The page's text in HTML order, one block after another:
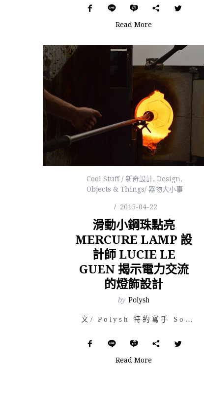
Read More
Cool Stuff / 新奇設計, Design,
Objects & Things/ 器物大小事
2015-04-22
滑動小鋼珠點亮
MERCURE LAMP 設
計師 LUCIE LE
GUEN 揭示電力交流
的燈飾設計
by Polysh
文/ Polysh 特約寫手 Sophia Ch. 女設計師的作品都是比…
Read More